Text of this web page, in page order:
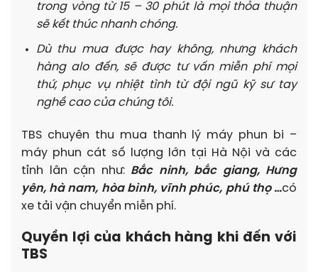
trong vòng từ 15 – 30 phút là mọi thỏa thuận
sẽ kết thúc nhanh chóng.
Dù thu mua được hay không, nhưng khách
hàng alo đến, sẽ được tư vấn miễn phí mọi
thứ, phục vụ nhiệt tình từ đội ngũ kỹ sư tay
nghề cao của chúng tôi.
TBS chuyên thu mua thanh lý máy phun bi –
máy phun cát số lượng lớn tại Hà Nội và các
tỉnh lân cận như: Bắc ninh, bắc giang, Hưng
yên, hà nam, hòa bình, vĩnh phúc, phú thọ …có
xe tải vận chuyển miễn phí.
Quyền lợi của khách hàng khi đến với
TBS